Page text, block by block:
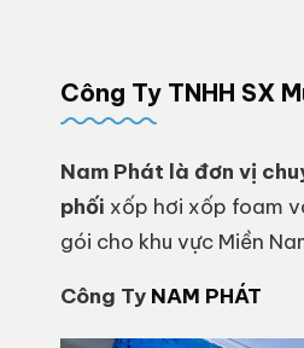
Công Ty TNHH SX
Nam Phát là đơn vị
phối xốp hơi xốp foam
gói cho khu vực Miền
Công Ty NAM PHÁT